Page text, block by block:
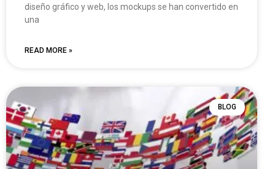
diseño gráfico y web, los mockups se han convertido en
una
READ MORE »
BLOG